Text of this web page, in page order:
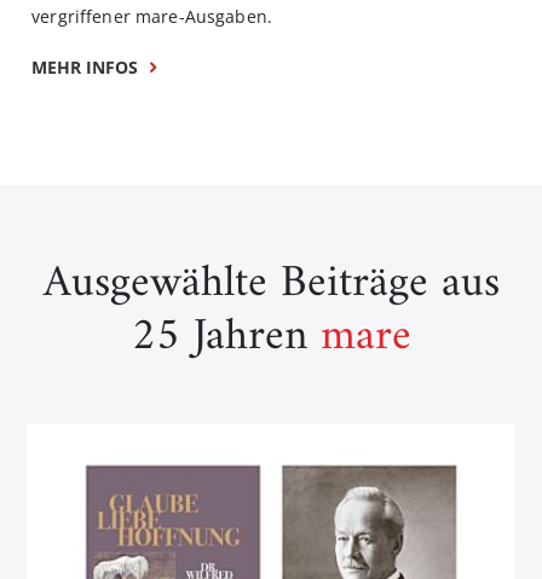
vergriffener mare-Ausgaben.
MEHR INFOS
Ausgewählte Beiträge aus
25 Jahrenmare